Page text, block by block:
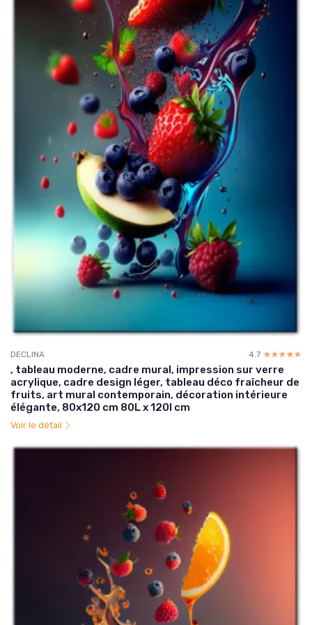
DECLINA 4.7 ☆☆☆☆☆
★★★★★
, tableau moderne, cadre mural, impression sur verre
acrylique, cadre design léger, tableau déco fraîcheur de
fruits, art mural contemporain, décoration intérieure
élégante, 80x120 cm 80L x 120l cm
Voir le détail